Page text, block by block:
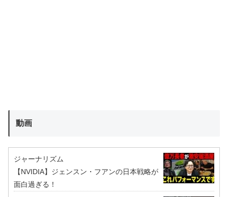
動画
ジャーナリズム
【NVIDIA】ジェンスン・フアンの日本戦略が
面白過ぎる！